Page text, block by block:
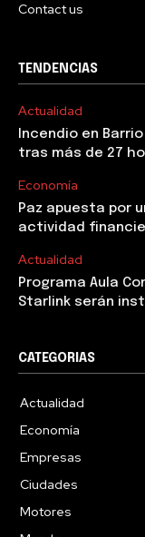
Contact us
TENDENCIAS
Actualidad
Incendio en
tras más de 27
Economía
Paz apuesta por
actividad
Actualidad
Programa Aula
Starlink serán
CATEGORIAS
Actualidad
Economía
Empresas
Ciudades
Motores